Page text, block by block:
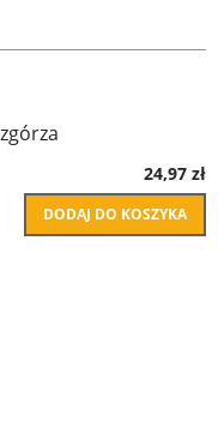
24,97 zł
DODAJ DO KOSZYKA